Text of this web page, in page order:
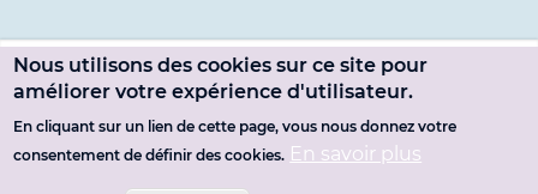
Menu
du
compte
SE CONNECTER
Pied
MENTIONS LÉGALES
Nous utilisons des cookies sur ce site pour
améliorer votre expérience d'utilisateur.
En cliquant sur un lien de cette page, vous nous donnez votre
consentement de définir des cookies. En savoir plus